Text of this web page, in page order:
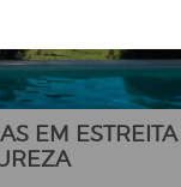
EM ESTREITA